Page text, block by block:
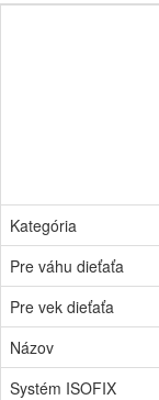
Kategória
Pre váhu dieťaťa
Pre vek dieťaťa
Názov
Systém ISOFIX